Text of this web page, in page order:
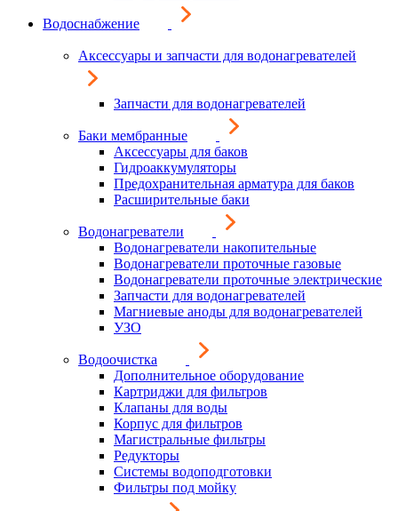
Водоснабжение
Аксессуары и запчасти для водонагревателей
Запчасти для водонагревателей
Баки мембранные
Аксессуары для баков
Гидроаккумуляторы
Предохранительная арматура для баков
Расширительные баки
Водонагреватели
Водонагреватели накопительные
Водонагреватели проточные газовые
Водонагреватели проточные электрические
Запчасти для водонагревателей
Магниевые аноды для водонагревателей
УЗО
Водоочистка
Дополнительное оборудование
Картриджи для фильтров
Клапаны для воды
Корпус для фильтров
Магистральные фильтры
Редукторы
Системы водоподготовки
Фильтры под мойку